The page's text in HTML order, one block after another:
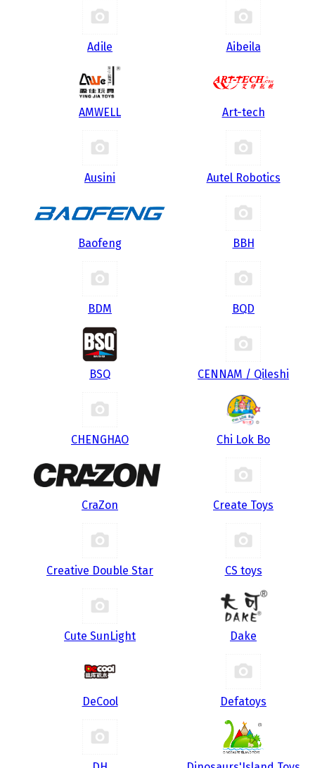
Adile Aibeila
AMWELL Art-tech
Ausini Autel Robotics
Baofeng BBH
BDM BQD
BSQ CENNAM / Qileshi
CHENGHAO Chi Lok Bo
CraZon Create Toys
Creative Double Star CS toys
Cute SunLight Dake
DeCool Defatoys